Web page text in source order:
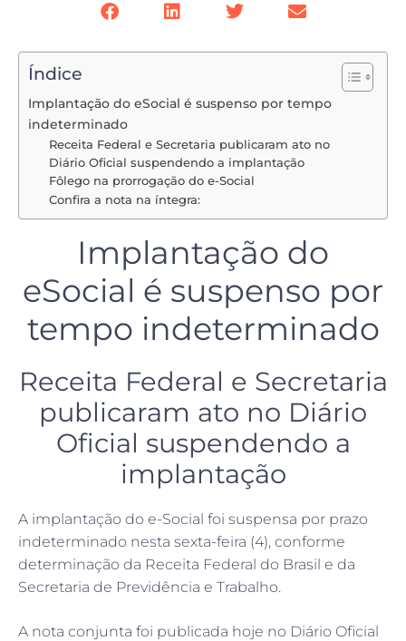
Índice
Implantação do eSocial é suspenso por tempo
indeterminado
Receita Federal e Secretaria publicaram ato no
Diário Oficial suspendendo a implantação
Fôlego na prorrogação do e-Social
Confira a nota na íntegra:
Implantação do
eSocial é suspenso por
tempo indeterminado
Receita Federal e Secretaria
publicaram ato no Diário
Oficial suspendendo a
implantação
A implantação do e-Social foi suspensa por prazo
indeterminado nesta sexta-feira (4), conforme
determinação da Receita Federal do Brasil e da
Secretaria de Previdência e Trabalho.
A nota conjunta foi publicada hoje no Diário Oficial